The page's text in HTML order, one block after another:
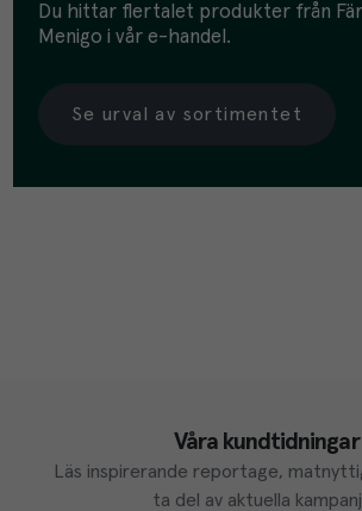
Du hittar flertalet produkter från
Menigo i vår e-handel.
Se urval av sortimentet
Våra kundtidningar
Läs inspirerande reportage,
ta del av aktuella